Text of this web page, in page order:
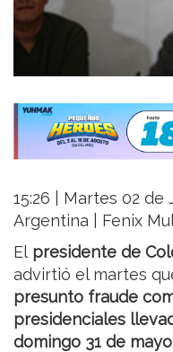
15:26 | Martes 02 de
Argentina | Fenix
El presidente de
advirtió el martes
presunto fraude
presidenciales
domingo 31 de mayo.